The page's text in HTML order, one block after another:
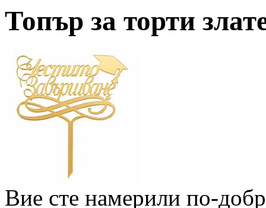
Топър за торти
Вие сте намерили по-